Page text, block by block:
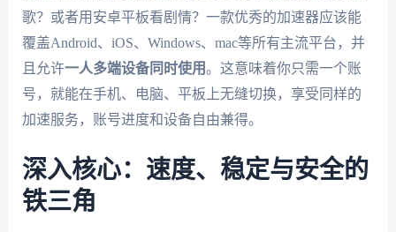
歌？或者用安卓平板看剧情？一款优秀的加速器应该能
覆盖Android、iOS、Windows、mac等所有主流平台，并
且允许一人多端设备同时使用。这意味着你只需一个账
号，就能在手机、电脑、平板上无缝切换，享受同样的
加速服务，账号进度和设备自由兼得。
深入核心：速度、稳定与安全的
铁三角